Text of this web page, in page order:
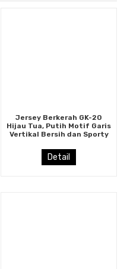
Jersey Berkerah GK-20
Hijau Tua, Putih Motif Garis
Vertikal Bersih dan Sporty
Detail